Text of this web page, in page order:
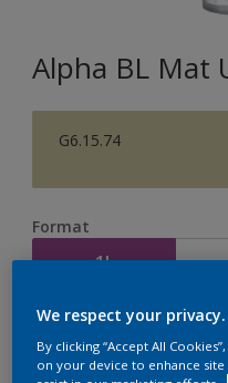
Alpha BL Mat
G6.15.74
Format
1L
Quantité
We respect your privacy.
By clicking “Accept All
on your device to enhance site